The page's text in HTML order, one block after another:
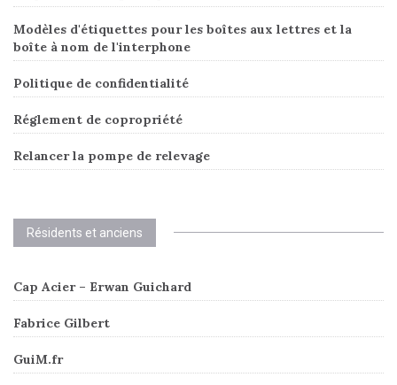
Modèles d'étiquettes pour les boîtes aux lettres et la
boîte à nom de l'interphone
Politique de confidentialité
Réglement de copropriété
Relancer la pompe de relevage
Résidents et anciens
Cap Acier – Erwan Guichard
Fabrice Gilbert
GuiM.fr